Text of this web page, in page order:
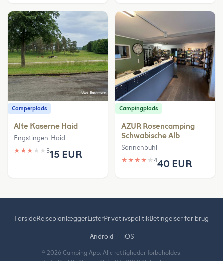
Camperplads
Alte Kaserne Haid
Engstingen-Haid
★ ★ ★ ★ ★ 315 EUR
Campingplads
AZUR Rosencamping
Schwabische Alb
Sonnenbühl
★ ★ ★ ★ ★ 440 EUR
ForsideRejseplanlæggerListerPrivatlivspolitikBetingelser for brug
Android iOS
© 2026 Camping App. Alle rettigheder forbeholdes.